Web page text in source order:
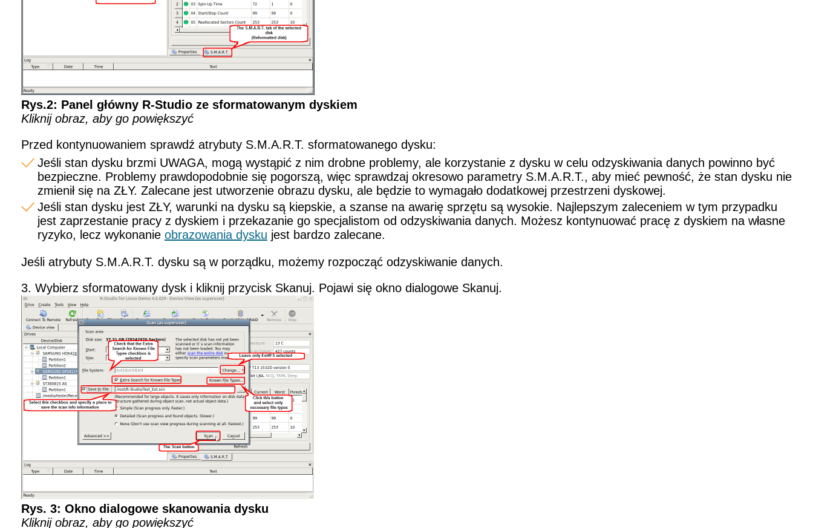
Rys.2: Panel główny R-Studio ze sformatowanym dyskiem
Kliknij obraz, aby go powiększyć
Przed kontynuowaniem sprawdź atrybuty S.M.A.R.T. sformatowanego dysku:
Jeśli stan dysku brzmi UWAGA, mogą wystąpić z nim drobne problemy, ale korzystanie z dysku w celu odzyskiwania danych powinno być
bezpieczne. Problemy prawdopodobnie się pogorszą, więc sprawdzaj okresowo parametry S.M.A.R.T., aby mieć pewność, że stan dysku nie
zmienił się na ZŁY. Zalecane jest utworzenie obrazu dysku, ale będzie to wymagało dodatkowej przestrzeni dyskowej.
Jeśli stan dysku jest ZŁY, warunki na dysku są kiepskie, a szanse na awarię sprzętu są wysokie. Najlepszym zaleceniem w tym przypadku
jest zaprzestanie pracy z dyskiem i przekazanie go specjalistom od odzyskiwania danych. Możesz kontynuować pracę z dyskiem na własne
ryzyko, lecz wykonanie obrazowania dysku jest bardzo zalecane.
Jeśli atrybuty S.M.A.R.T. dysku są w porządku, możemy rozpocząć odzyskiwanie danych.
3. Wybierz sformatowany dysk i kliknij przycisk Skanuj. Pojawi się okno dialogowe Skanuj.
Rys. 3: Okno dialogowe skanowania dysku
Kliknij obraz, aby go powiększyć